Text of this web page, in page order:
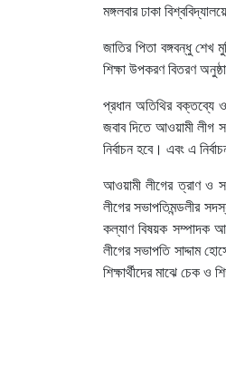
মঙ্গলবার ঢাকা
জাতির পিতা বঙ্গবন্ধু
শিক্ষা উপকরণ বিতরণ
প্রধান অতিথির বক্তব্যে
জবাব দিতে আওয়ামী লীগ
নির্বাচন হবে। এবং এ
আওয়ামী লীগের ত্রাণ ও
লীগের সভাপতিমন্ডলীর
কল্যাণ বিষয়ক সম্পাদক
লীগের সভাপতি সাদ্দাম
শিক্ষার্থীদের মাঝে চেক